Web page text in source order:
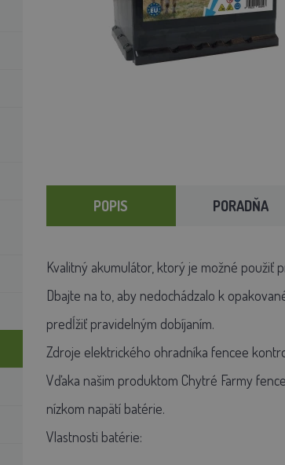
POPIS PORADŇA
Kvalitný akumulátor, ktorý je možné použiť
Dbajte na to, aby nedochádzalo k
predĺžiť pravidelným dobíjaním.
Zdroje elektrického ohradníka fencee
Vďaka našim produktom Chytré Farmy
nízkom napätí batérie.
Vlastnosti batérie: